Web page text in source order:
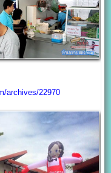
archives/22970